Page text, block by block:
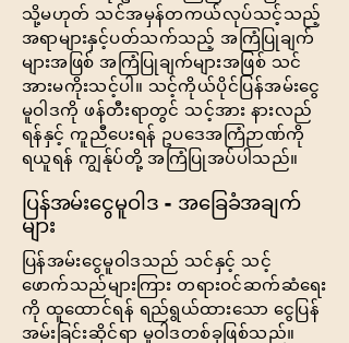
သို့မဟုတ် သင်အမှန်တကယ်လုပ်သင့်သည့်
အရာများနှင့်ပတ်သက်သည့် အကြံပြုချက်
များအဖြစ် အကြံပြုချက်များအဖြစ် သင်
အားမကိုးသင့်ပါ။ သင့်ကိုယ်ပိုင်ပြန်အမ်းငွေ
မူဝါဒကို ဖန်တီးရာတွင် သင့်အား နားလည်
ရန်နှင့် ကူညီပေးရန် ဥပဒေအကြံဉာဏ်ကို
ရယူရန် ကျွန်ုပ်တို့ အကြံပြုအပ်ပါသည်။
ပြန်အမ်းငွေမူဝါဒ - အခြေခံအချက်
များ
ပြန်အမ်းငွေမူဝါဒသည် သင်နှင့် သင့်
ဖောက်သည်များကြား တရားဝင်ဆက်ဆံရေး
ကို ထူထောင်ရန် ရည်ရွယ်ထားသော ငွေပြန်
အမ်းခြင်းဆိုင်ရာ မူဝါဒတစ်ခုဖြစ်သည်။